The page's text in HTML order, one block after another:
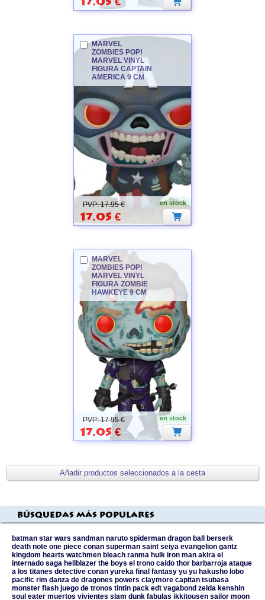
MARVEL
ZOMBIES POP!
MARVEL VINYL
FIGURA CAPTAIN
AMERICA 9 CM
MARVEL ZOMBIES
en stock
PVP: 17.95 €
17.05 €
MARVEL
ZOMBIES POP!
MARVEL VINYL
FIGURA ZOMBIE
HAWKEYE 9 CM
MARVEL ZOMBIES
en stock
PVP: 17.95 €
17.05€
Búsquedas más populares
batman star wars sandman naruto spiderman dragon ball
berserk
death note one piece conan superman saint seiya evangelion gantz
kingdom hearts watchmen bleach ranma hulk iron man akira el
internado saga hellblazer the boys el trono caido thor barbarroja ataque
a los titanes detective conan yureka final fantasy yu yu hakusho lobo
pacific rim danza de dragones powers claymore capitan tsubasa
monster flash juego de tronos tintin pack edt vagabond zelda kenshin
soul eater muertos vivientes slam dunk fabulas ikkitousen sailor moon